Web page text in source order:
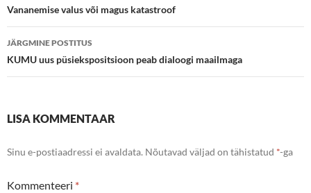
töölaud
Vananemise valus või magus katastroof
JÄRGMINE POSTITUS
KUMU uus püsiekspositsioon peab dialoogi maailmaga
LISA KOMMENTAAR
Sinu e-postiaadressi ei avaldata. Nõutavad väljad on tähistatud *-ga
Kommenteeri *